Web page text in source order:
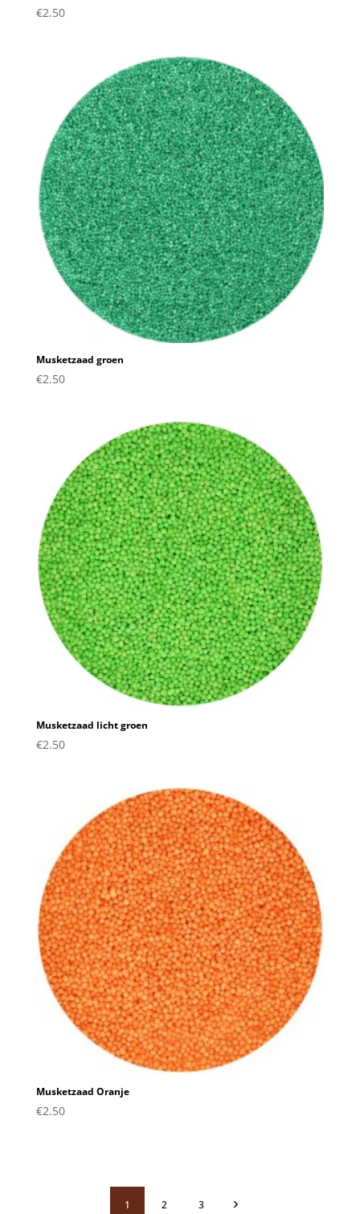
€2.50
Musketzaad groen
€2.50
Musketzaad licht groen
€2.50
Musketzaad Oranje
€2.50
1 2 3